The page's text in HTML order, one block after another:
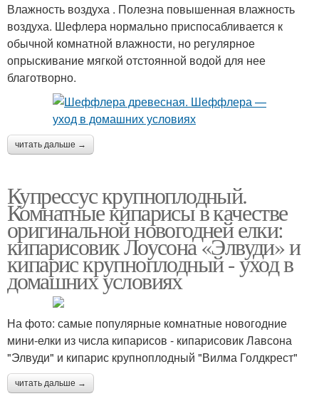
Влажность воздуха . Полезна повышенная влажность
воздуха. Шефлера нормально приспосабливается к
обычной комнатной влажности, но регулярное
опрыскивание мягкой отстоянной водой для нее
благотворно.
читать дальше →
Купрессус крупноплодный.
Комнатные кипарисы в качестве
оригинальной новогодней елки:
кипарисовик Лоусона «Элвуди» и
кипарис крупноплодный - уход в
домашних условиях
На фото: самые популярные комнатные новогодние
мини-елки из числа кипарисов - кипарисовик Лавсона
"Элвуди" и кипарис крупноплодный "Вилма Голдкрест"
читать дальше →